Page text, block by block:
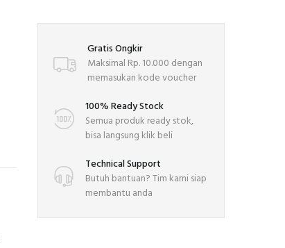
Gratis Ongkir
Maksimal Rp. 10.000 dengan
memasukan kode voucher
100% Ready Stock
Semua produk ready stok,
bisa langsung klik beli
Technical Support
Butuh bantuan? Tim kami siap
membantu anda